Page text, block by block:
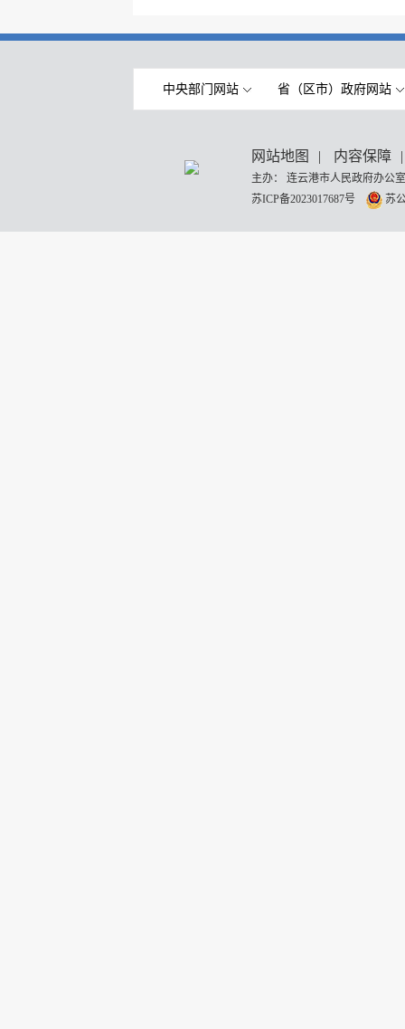
中央部门网站 省（区市）政府网站
网站地图 | 内容保障 |
主办： 连云港市人民政府办
苏ICP备2023017687号
苏